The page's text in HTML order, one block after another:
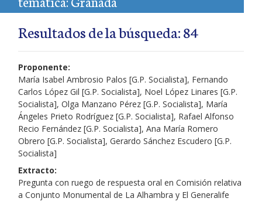
Resultados de la búsqueda: 84
Proponente:
María Isabel Ambrosio Palos [G.P. Socialista], Fernando
Carlos López Gil [G.P. Socialista], Noel López Linares [G.P.
Socialista], Olga Manzano Pérez [G.P. Socialista], María
Ángeles Prieto Rodríguez [G.P. Socialista], Rafael Alfonso
Recio Fernández [G.P. Socialista], Ana María Romero
Obrero [G.P. Socialista], Gerardo Sánchez Escudero [G.P.
Socialista]
Extracto:
Pregunta con ruego de respuesta oral en Comisión relativa
a Conjunto Monumental de La Alhambra y El Generalife